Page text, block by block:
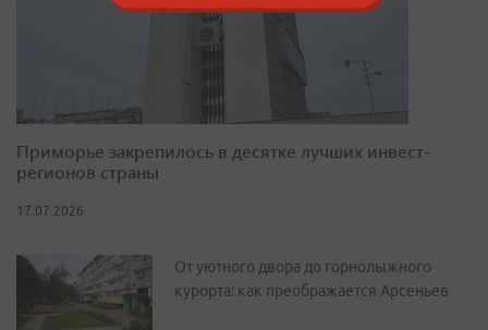
Приморье закрепилось в десятке лучших инвест-
регионов страны
17.07.2026
От уютного двора до горнолыжного
курорта: как преображается Арсеньев